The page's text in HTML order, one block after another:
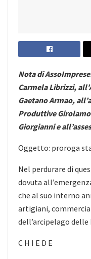
Nota di
Carmela Librizzi,
Gaetano Armao,
Produttive
Giorgianni e
Oggetto: proroga
Nel perdurare di
dovuta
che al suo interno
artigiani,
dell’arcipelago delle
C H I E D E